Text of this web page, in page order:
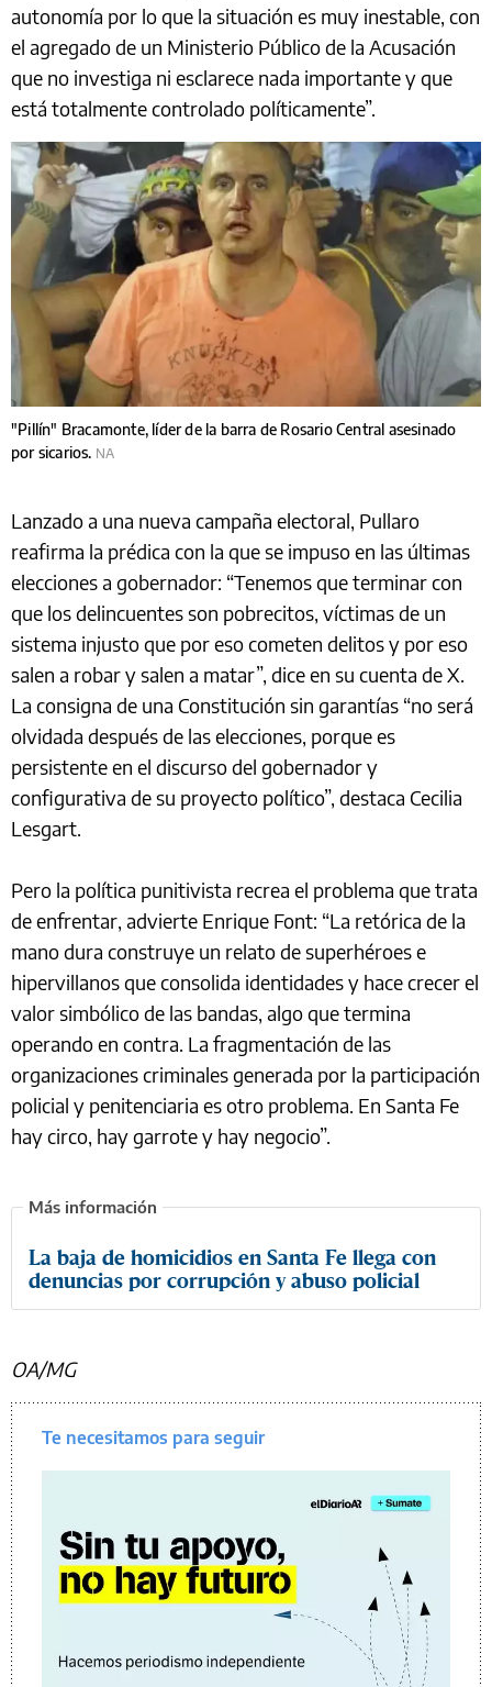
autonomía por lo que la situación es muy inestable, con
el agregado de un Ministerio Público de la Acusación
que no investiga ni esclarece nada importante y que
está totalmente controlado políticamente”.
"Pillín" Bracamonte, líder de la barra de Rosario Central asesinado
por sicarios. NA
Lanzado a una nueva campaña electoral, Pullaro
reafirma la prédica con la que se impuso en las últimas
elecciones a gobernador: “Tenemos que terminar con
que los delincuentes son pobrecitos, víctimas de un
sistema injusto que por eso cometen delitos y por eso
salen a robar y salen a matar”, dice en su cuenta de X.
La consigna de una Constitución sin garantías “no será
olvidada después de las elecciones, porque es
persistente en el discurso del gobernador y
configurativa de su proyecto político”, destaca Cecilia
Lesgart.
Pero la política punitivista recrea el problema que trata
de enfrentar, advierte Enrique Font: “La retórica de la
mano dura construye un relato de superhéroes e
hipervillanos que consolida identidades y hace crecer el
valor simbólico de las bandas, algo que termina
operando en contra. La fragmentación de las
organizaciones criminales generada por la participación
policial y penitenciaria es otro problema. En Santa Fe
hay circo, hay garrote y hay negocio”.
La baja de homicidios en Santa Fe llega con
denuncias por corrupción y abuso policial
OA/MG
Te necesitamos para seguir